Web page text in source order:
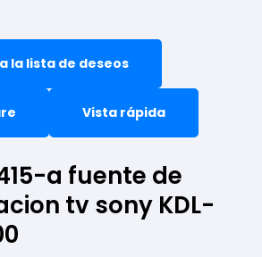
la lista de deseos
Vista rápida
a fuente de
tv sony KDL-